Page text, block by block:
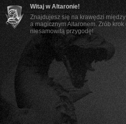
Witaj w Altaronie!
Znajdujesz się na krawędzi
a magicznym Altaronem. Zrób
niesamowitą przygodę!